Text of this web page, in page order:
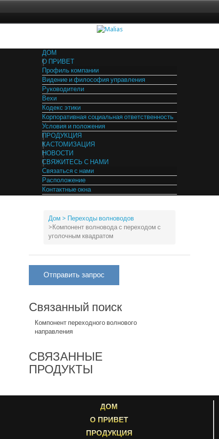
ДОМ
О ПРИВЕТ
Профиль компании
Видение и философия управления
Руководители
Вехи
Кодекс этики
Корпоративная социальная ответственность
Условия и положения
ПРОДУКЦИЯ
КАСТОМИЗАЦИЯ
НОВОСТИ
СВЯЖИТЕСЬ С НАМИ
Связаться с нами
Расположение
Контактные окна
Дом > Переходы волноводов
>Компонент волновода с переходом с
уголочным квадратом
Отправить запрос
Связанный поиск
Компонент переходного волнового
направления
СВЯЗАННЫЕ
ПРОДУКТЫ
ДОМ
О ПРИВЕТ
ПРОДУКЦИЯ